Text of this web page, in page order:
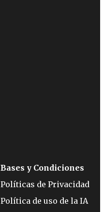
Bases y Condiciones
Políticas de Privacidad
Política de uso de la IA